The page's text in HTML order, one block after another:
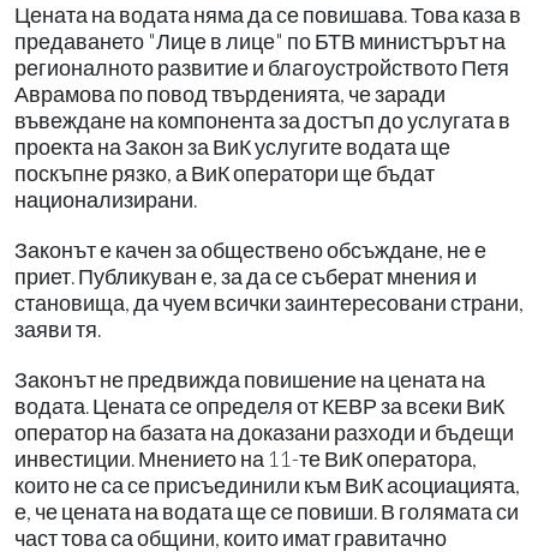
Цената на водата няма да се повишава. Това каза в
предаването "Лице в лице" по БТВ министърът на
регионалното развитие и благоустройството Петя
Аврамова по повод твърденията, че заради
въвеждане на компонента за достъп до услугата в
проекта на Закон за ВиК услугите водата ще
поскъпне рязко, а ВиК оператори ще бъдат
национализирани.
Законът е качен за обществено обсъждане, не е
приет. Публикуван е, за да се съберат мнения и
становища, да чуем всички заинтересовани страни,
заяви тя.
Законът не предвижда повишение на цената на
водата. Цената се определя от КЕВР за всеки ВиК
оператор на базата на доказани разходи и бъдещи
инвестиции. Мнението на 11-те ВиК оператора,
които не са се присъединили към ВиК асоциацията,
е, че цената на водата ще се повиши. В голямата си
част това са общини, които имат гравитачно